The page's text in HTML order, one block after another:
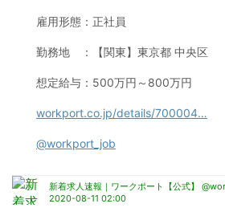
雇用形態：正社員
勤務地　：【関東】東京都 中央区
想定給与：500万円～800万円
workport.co.jp/details/700004…
@workport_job
新着求人速報｜ワークポート【公式】
2020-08-11 02:00